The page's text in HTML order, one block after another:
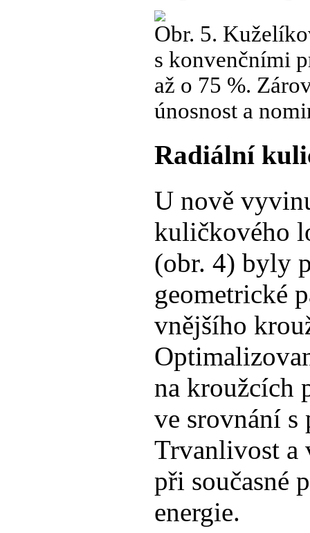
Obr. 5.
s konvenčními
až o 75 %.
únosnost a
Radiální
U nově
kuličkového
(obr. 4) byly
geometrické
vnějšího
na kroužcích
ve srovnání s
Trvanlivost a
při současné
energie.